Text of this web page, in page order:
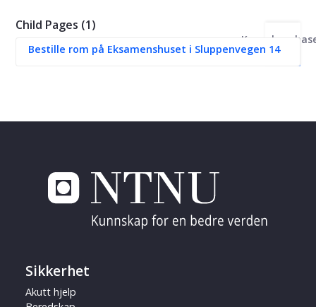
Child Pages (1)
Bestille rom på Eksamenshuset i Sluppenvegen 14
Sikkerhet
Akutt hjelp